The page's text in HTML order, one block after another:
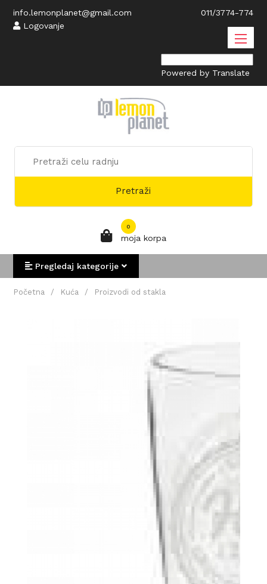
info.lemonplanet@gmail.com
011/3774-774
Logovanje
Powered by Translate
Pretraži
0
moja korpa
Pregledaj kategorije
Početna / Kuća / Proizvodi od stakla